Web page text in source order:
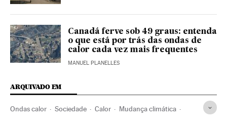
Canadá ferve sob 49 graus: entenda
o que está por trás das ondas de
calor cada vez mais frequentes
MANUEL PLANELLES
ARQUIVADO EM
Ondas calor Sociedade Calor Mudança climática